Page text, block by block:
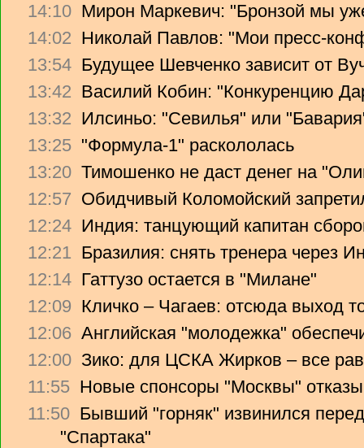
14:10 Мирон Маркевич: "Бронзой мы
14:02 Николай Павлов: "Мои пресс-
13:54 Будущее Шевченко зависит от
13:42 Василий Кобин: "Конкуренцию
13:32 Илсиньо: "Севилья" или
13:25 "Формула-1" раскололась
13:20 Тимошенко не даст денег на
12:57 Обидчивый Коломойский
12:24 Индия: танцующий капитан
12:21 Бразилия: снять тренера через
12:14 Гаттузо остается в "Милане"
12:09 Кличко – Чагаев: отсюда выход
12:06 Английская "молодежка"
12:00 Зико: для ЦСКА Жирков – все
11:55 Новые спонсоры "Москвы"
11:50 Бывший "горняк" извинился
"Спартака"